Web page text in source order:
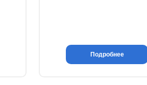
Подробнее